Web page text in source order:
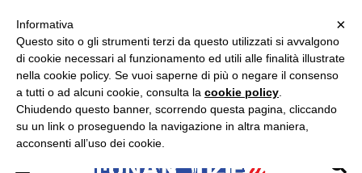
ASCOLTA RADIO LUNA
×
×
Informativa
Questo sito o gli strumenti terzi da questo utilizzati si avvalgono
di cookie necessari al funzionamento ed utili alle finalità illustrate
nella cookie policy. Se vuoi saperne di più o negare il consenso
a tutti o ad alcuni cookie, consulta la cookie policy
Chiudendo questo banner, scorrendo questa pagina, cliccando
su un link o proseguendo la navigazione in altra maniera,
acconsenti all’uso dei cookie.